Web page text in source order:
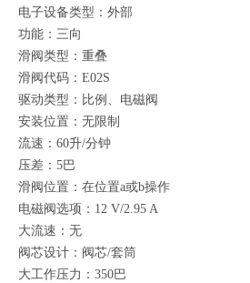
电子设备类型：外部
功能：三向
滑阀类型：重叠
滑阀代码：E02S
驱动类型：比例、电磁阀
安装位置：无限制
流速：60升/分钟
压差：5巴
滑阀位置：在位置a或b操作
电磁阀选项：12 V/2.95 A
大流速：无
阀芯设计：阀芯/套筒
大工作压力：350巴